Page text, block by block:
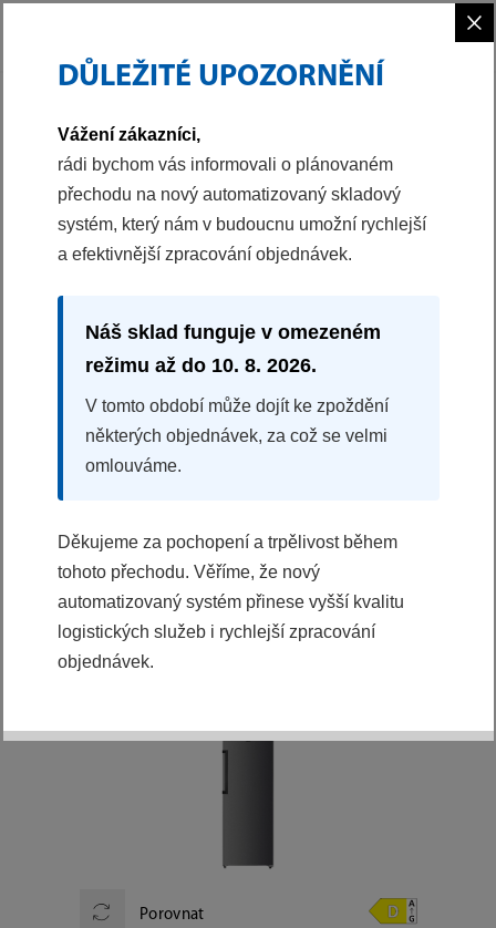
JEDNODVEŘOVÉ CHLADNIČKY
VŠE
PODROBNÉ FILTROVÁNÍ:
Porovnat
×
DŮLEŽITÉ UPOZORNĚNÍ
Vážení zákazníci,
rádi bychom vás informovali o plánovaném
přechodu na nový automatizovaný skladový
systém, který nám v budoucnu umožní rychlejší
a efektivnější zpracování objednávek.
Náš sklad funguje v omezeném
režimu až do 10. 8. 2026.
V tomto období může dojít ke zpoždění
některých objednávek, za což se velmi
omlouváme.
Děkujeme za pochopení a trpělivost během
tohoto přechodu. Věříme, že nový
automatizovaný systém přinese vyšší kvalitu
logistických služeb i rychlejší zpracování
objednávek.